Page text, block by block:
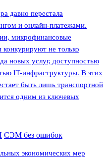
давно перестала
и онлайн-платежами.
микрофинансовые
не только
новых услуг, доступностью
IT-инфраструктуры. В этих
быть лишь транспортной
одним из ключевых
СЭМ без ошибок
экономических мер